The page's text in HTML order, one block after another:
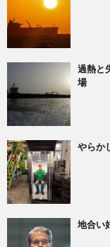
過熱と
場
やらか
地合い